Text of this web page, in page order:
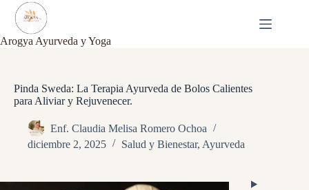
Saltar
contenido
Arogya Ayurveda y Yoga
Pinda Sweda: La Terapia Ayurveda de Bolos Calientes
para Aliviar y Rejuvenecer.
Enf. Claudia Melisa Romero Ochoa
diciembre 2, 2025
Salud y Bienestar, Ayurveda